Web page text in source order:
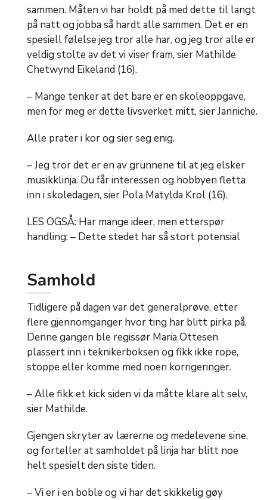
sammen. Måten vi har holdt på med dette til langt
på natt og jobba så hardt alle sammen. Det er en
spesiell følelse jeg tror alle har, og jeg tror alle er
veldig stolte av det vi viser fram, sier Mathilde
Chetwynd Eikeland (16).
– Mange tenker at det bare er en skoleoppgave,
men for meg er dette livsverket mitt, sier Janniche.
Alle prater i kor og sier seg enig.
– Jeg tror det er en av grunnene til at jeg elsker
musikklinja. Du får interessen og hobbyen fletta
inn i skoledagen, sier Pola Matylda Krol (16).
LES OGSÅ: Har mange ideer, men etterspør
handling: – Dette stedet har så stort potensial
Samhold
Tidligere på dagen var det generalprøve, etter
flere gjennomganger hvor ting har blitt pirka på.
Denne gangen ble regissør Maria Ottesen
plassert inn i teknikerboksen og fikk ikke rope,
stoppe eller komme med noen korrigeringer.
– Alle fikk et kick siden vi da måtte klare alt selv,
sier Mathilde.
Gjengen skryter av lærerne og medelevene sine,
og forteller at samholdet på linja har blitt noe
helt spesielt den siste tiden.
– Vi er i en boble og vi har det skikkelig gøy